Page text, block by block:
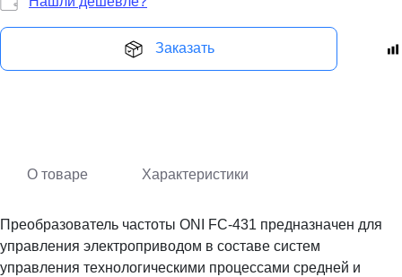
Заказать
О товаре Характеристики
Преобразователь частоты ONI FC-431 предназначен для
управления электроприводом в составе систем
управления технологическими процессами средней и